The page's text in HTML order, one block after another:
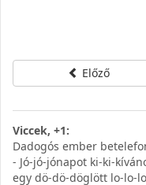
Előző
Viccek, +1:
Dadogós ember
- Jó-jó-jónapot ki-ki-
egy dö-dö-döglött lo-lo-